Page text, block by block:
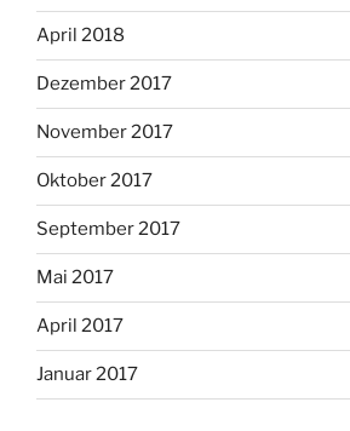
April 2018
Dezember 2017
November 2017
Oktober 2017
September 2017
Mai 2017
April 2017
Januar 2017